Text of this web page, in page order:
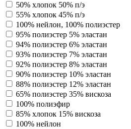
50% хлопок 50% п/э
55% хлопок 45% п/э
100% нейлон, 100% полиэстер
95% полиэстер 5% эластан
94% полиэстер 6% эластан
93% полиэстер 7% эластан
92% полиэстер 8% эластан
90% полиэстер 10% эластан
88% полиэстер 12% эластан
65% полиэстер 35% вискоза
100% полиэфир
85% хлопок 15% вискоза
100% нейлон